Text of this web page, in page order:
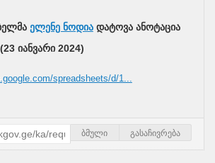
ელენე ნოდიადატოვა ანოტაცია
23 იანვარი 2024)
spreadsheets/d/1...
ბმული გასაჩივრება